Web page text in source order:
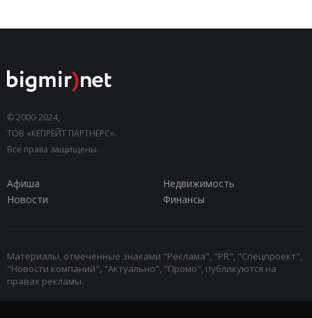
© 2000-2024,
ТОВ «КЕПРЕЙТ ПАРТНЕРС».
Все права защищены.
Афиша
Недвижимость
Новости
Финансы
Материалы, отмеченные знаками "Реклама", "PR", "Спецпроект",
"Новости компаний", "Актуально", "Промо", публикуются на
правах рекламы.